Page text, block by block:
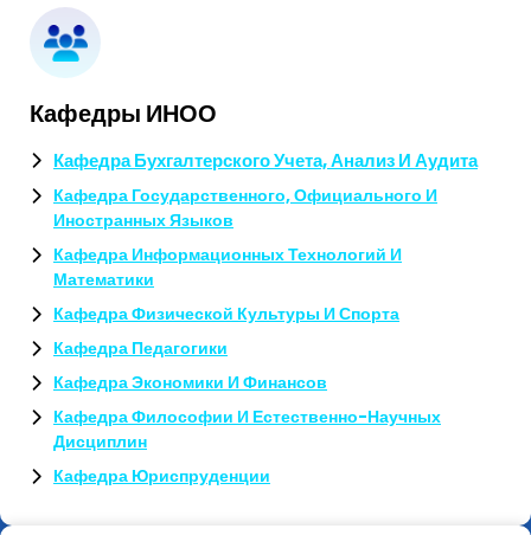
Кафедры ИНОО
Кафедра Бухгалтерского Учета, Анализ И Аудита
Кафедра Государственного, Официального И
Иностранных Языков
Кафедра Информационных Технологий И
Математики
Кафедра Физической Культуры И Спорта
Кафедра Педагогики
Кафедра Экономики И Финансов
Кафедра Философии И Естественно-Научных
Дисциплин
Кафедра Юриспруденции